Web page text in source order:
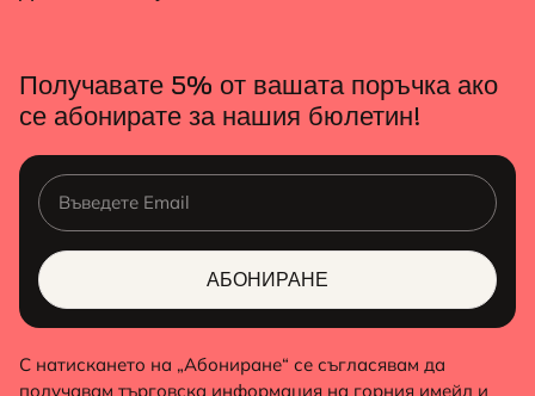
Получавате 5% от вашата поръчка ако
се абонирате за нашия бюлетин!
АБОНИРАНЕ
ALTERNATIVE:
С натискането на „Абониране“ се съгласявам да
получавам търговска информация на горния имейл и